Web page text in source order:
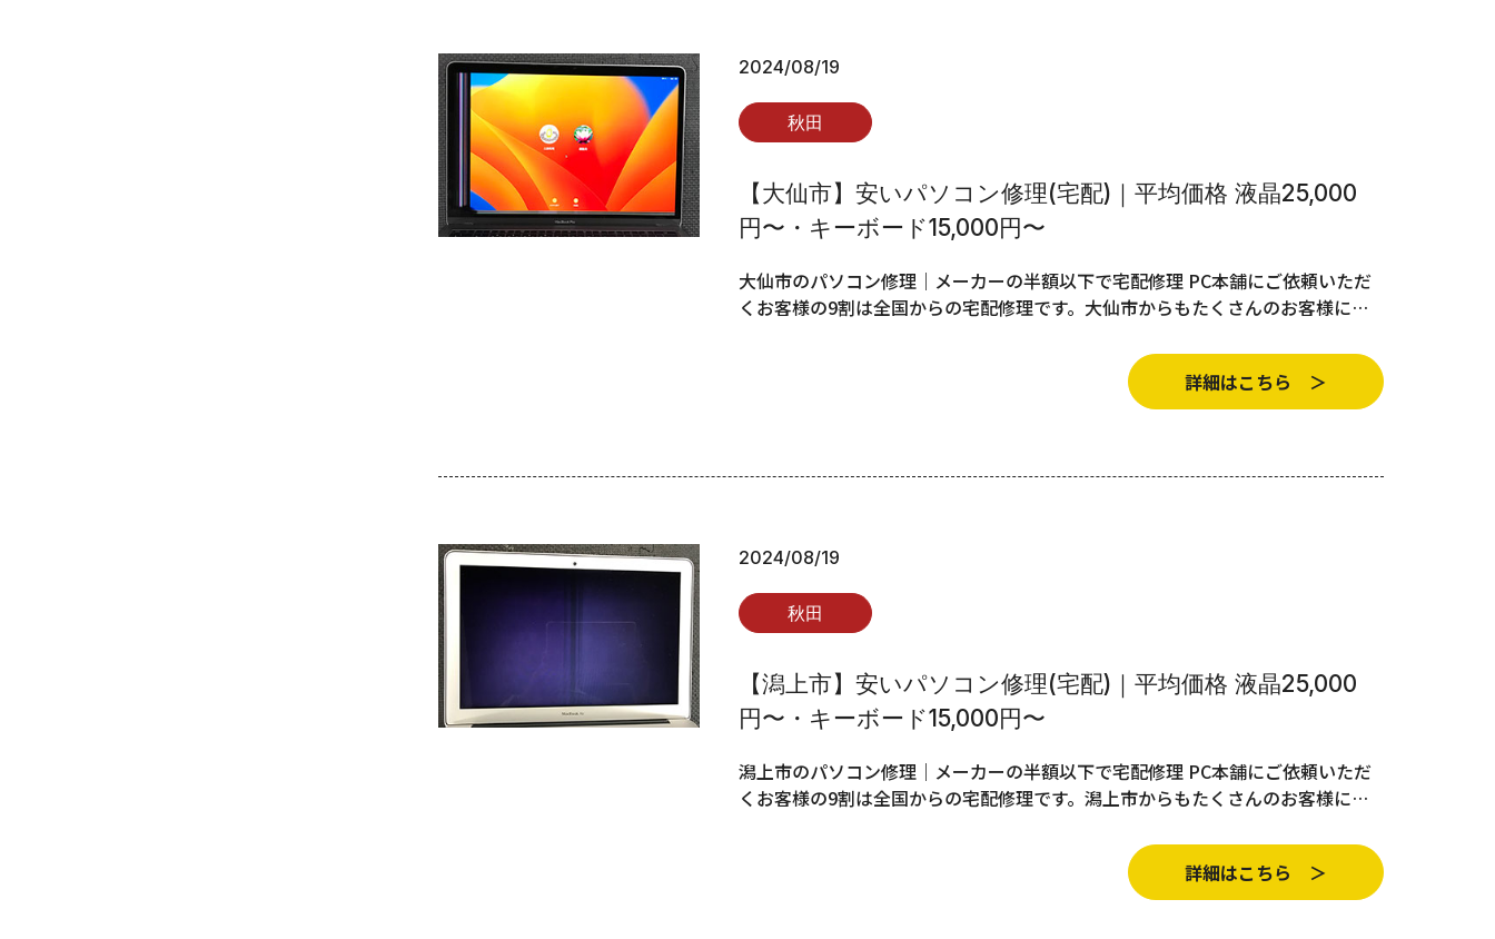
2024/08/19
秋田
【大仙市】安いパソコン修理(宅配)｜平均価格 液晶25,000
円〜・キーボード15,000円〜
大仙市のパソコン修理｜メーカーの半額以下で宅配修理 PC本舗にご依頼いただ
くお客様の9割は全国からの宅配修理です。大仙市からもたくさんのお客様に…
詳細はこちら ＞
2024/08/19
秋田
【潟上市】安いパソコン修理(宅配)｜平均価格 液晶25,000
円〜・キーボード15,000円〜
潟上市のパソコン修理｜メーカーの半額以下で宅配修理 PC本舗にご依頼いただ
くお客様の9割は全国からの宅配修理です。潟上市からもたくさんのお客様に…
詳細はこちら ＞